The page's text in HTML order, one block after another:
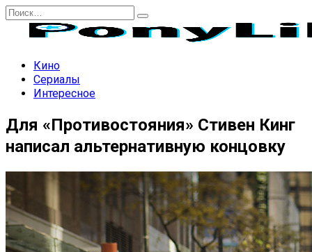
Перейти
содержанию
Search
Кино
Сериалы
Интересное
Для «Противостояния» Стивен Кинг
написал альтернативную концовку